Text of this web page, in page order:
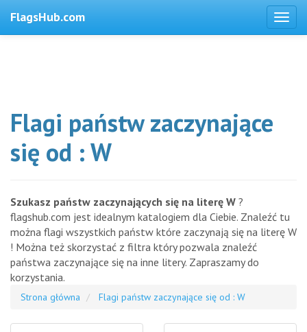
FlagsHub.com
Flagi państw zaczynające
się od : W
Szukasz państw zaczynających się na literę W ?
flagshub.com jest idealnym katalogiem dla Ciebie. Znaleźć tu
można flagi wszystkich państw które zaczynają się na literę W
! Można też skorzystać z filtra który pozwala znaleźć
państwa zaczynające się na inne litery. Zapraszamy do
korzystania.
Strona główna Flagi państw zaczynające się od : W